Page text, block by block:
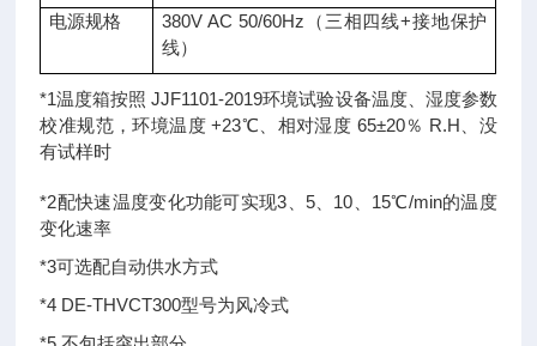
电源规格
380V AC 50/60Hz（三相四线+接地保护
线）
*1温度箱按照 JJF1101-2019环境试验设备温度、湿度参数
校准规范，环境温度 +23℃、相对湿度 65±20％ R.H、没
有试样时
*2配快速温度变化功能可实现3、5、10、15℃/min的温度
变化速率
*3可选配自动供水方式
*4 DE-THVCT300型号为风冷式